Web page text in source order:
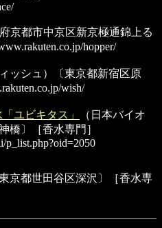
府京都市中京区新京極通錦上る
hopper/
ィッシュ）〔東京都新宿区原
wish/
ユビキタス」
（日本バイオ
橋〕［香水専門］
p_list.php?oid=2050
京都世田谷区深沢〕［香水専